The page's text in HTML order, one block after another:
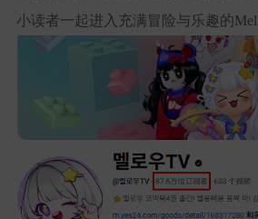
小读者一起进入充满冒险与乐趣的